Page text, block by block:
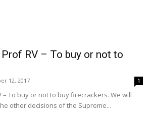
RV – To buy or not to
12, 2017 1
– To buy or not to buy firecrackers. We will
other decisions of the Supreme...